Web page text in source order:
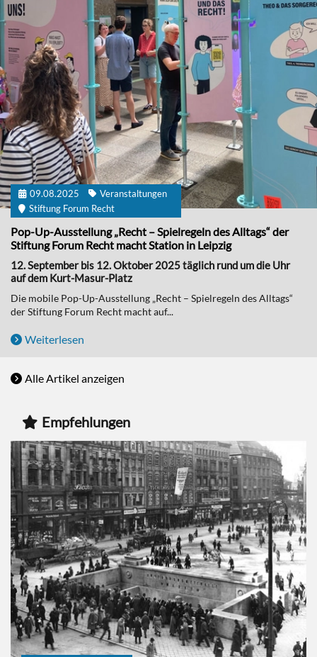
09.08.2025
Veranstaltungen
Stiftung Forum Recht
Pop-Up-Ausstellung „Recht – Spielregeln des Alltags“ der
Stiftung Forum Recht macht Station in Leipzig
12. September bis 12. Oktober 2025 täglich rund um die Uhr
auf dem Kurt-Masur-Platz
Die mobile Pop-Up-Ausstellung „Recht – Spielregeln des Alltags“
der Stiftung Forum Recht macht auf...
Weiterlesen
Alle Artikel anzeigen
Empfehlungen